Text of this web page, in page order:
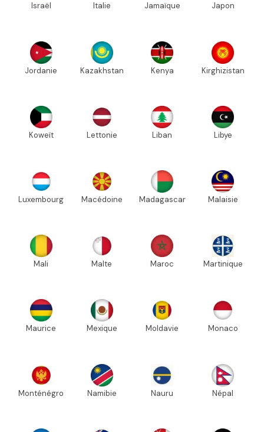
Israël Italie Jamaïque Japon
Jordanie Kazakhstan Kenya Kirghizistan
Koweït Lettonie Liban Libye
Luxembourg Macédoine Madagascar Malaisie
Mali Malte Maroc Martinique
Maurice Mexique Moldavie Monaco
Monténégro Namibie Nauru Népal